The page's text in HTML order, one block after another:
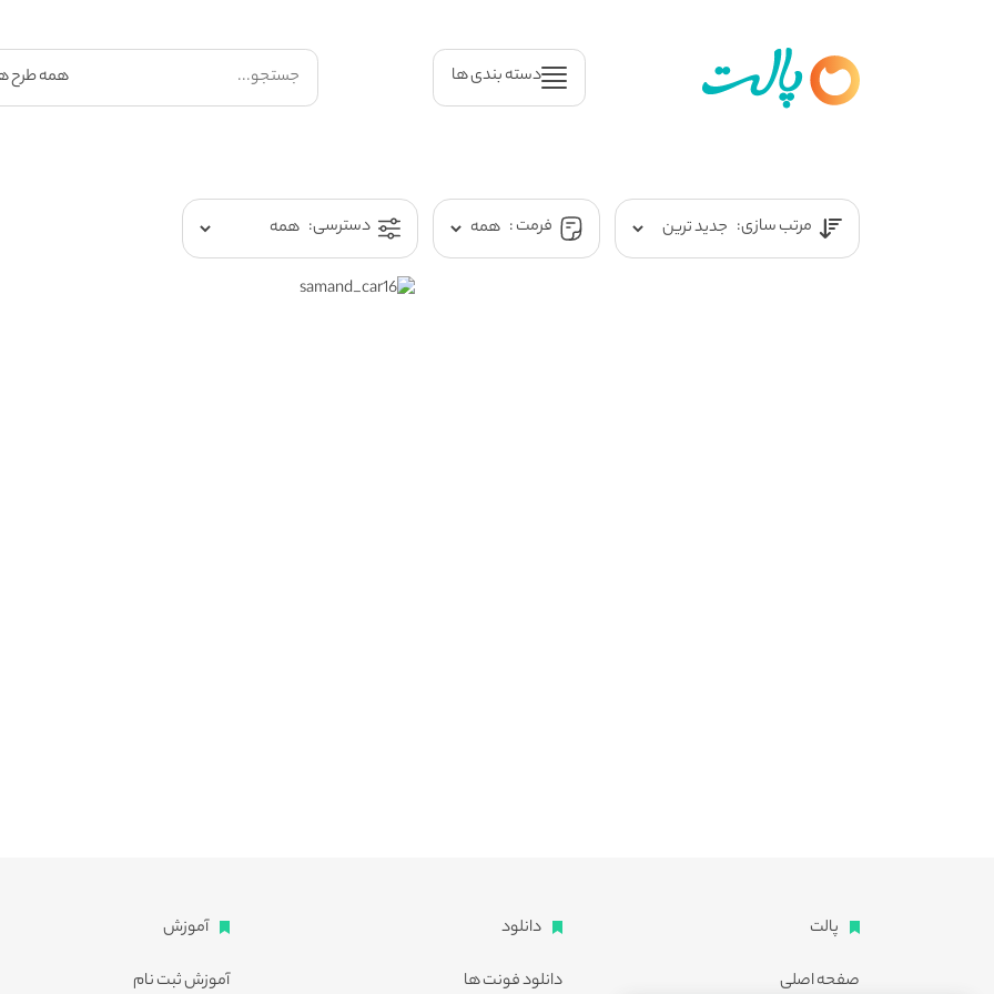
دسته بندی ها
مرتب سازی: فرمت : دسترسی:
پالت
صفحه اصلی
دانلود
دانلود فونت ها
آموزش
آموزش ثبت نام